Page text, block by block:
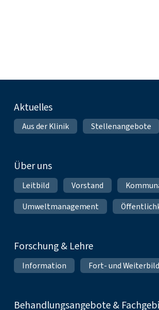
Fußnavigation
Aktuelles
Aus der Klinik Stellenangebote
Über uns
Leitbild Vorstand
Umweltmanagement
Forschung & Lehre
Information Fort- und
Behandlungsangebote &